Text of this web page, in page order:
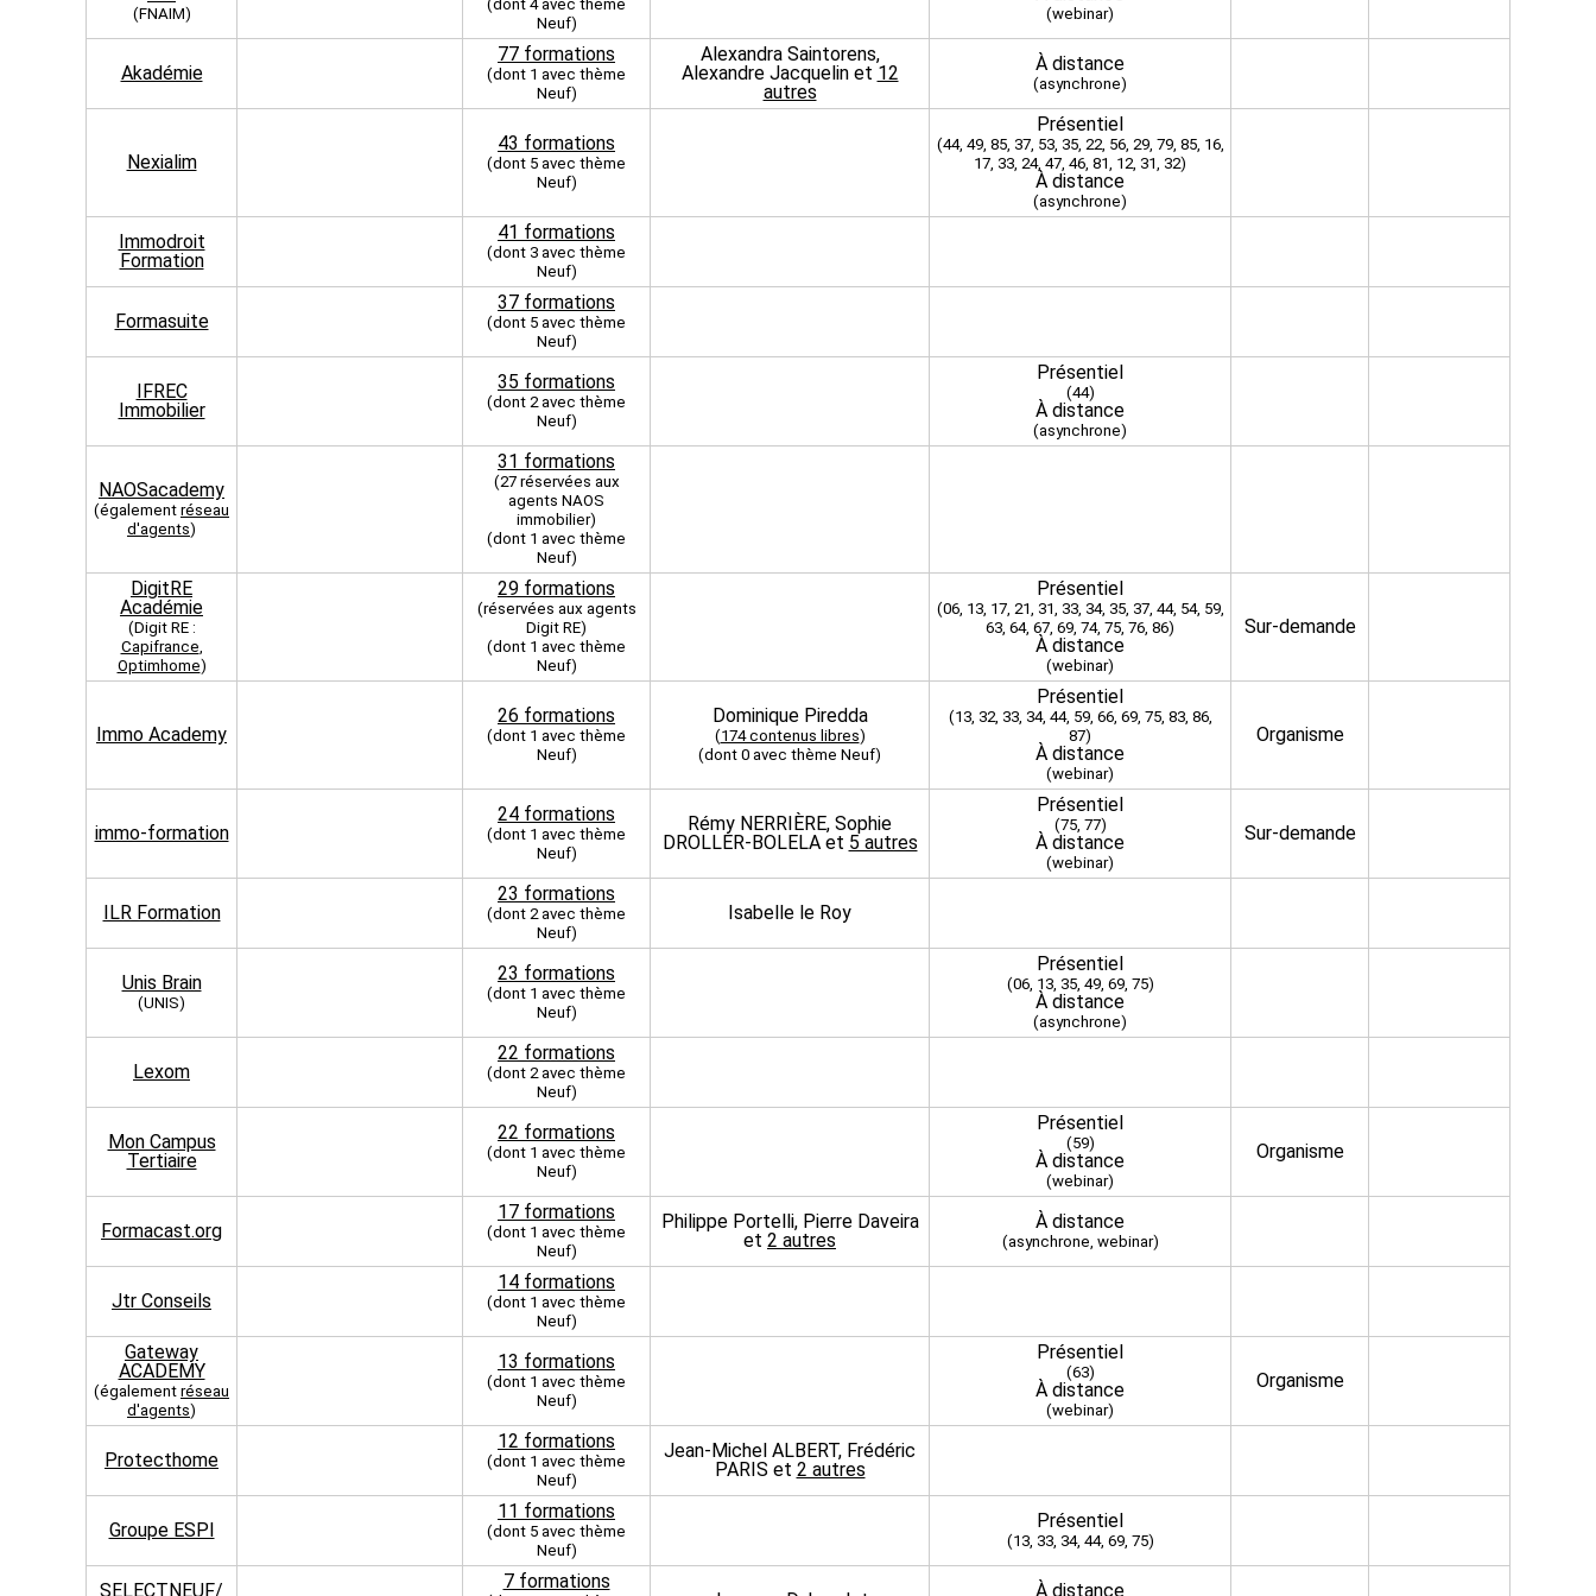
(FNAIM)
(dont 4 avec thème
Neuf)
(webinar)
Akadémie
77 formations
(dont 1 avec thème
Neuf)
Alexandra Saintorens,
Alexandre Jacquelin et 12
autres
À distance
(asynchrone)
Nexialim
43 formations
(dont 5 avec thème
Neuf)
Présentiel
(44, 49, 85, 37, 53, 35, 22, 56, 29, 79, 85, 16,
17, 33, 24, 47, 46, 81, 12, 31, 32)
À distance
(asynchrone)
Immodroit
Formation
41 formations
(dont 3 avec thème
Neuf)
Formasuite
37 formations
(dont 5 avec thème
Neuf)
IFREC
Immobilier
35 formations
(dont 2 avec thème
Neuf)
Présentiel
(44)
À distance
(asynchrone)
NAOSacademy
(également réseau
d'agents)
31 formations
(27 réservées aux
agents NAOS
immobilier)
(dont 1 avec thème
Neuf)
DigitRE
Académie
(Digit RE :
Capifrance,
Optimhome)
29 formations
(réservées aux agents
Digit RE)
(dont 1 avec thème
Neuf)
Présentiel
(06, 13, 17, 21, 31, 33, 34, 35, 37, 44, 54, 59,
63, 64, 67, 69, 74, 75, 76, 86)
À distance
(webinar)
Sur-demande
Immo Academy
26 formations
(dont 1 avec thème
Neuf)
Dominique Piredda
(174 contenus libres)
(dont 0 avec thème Neuf)
Présentiel
(13, 32, 33, 34, 44, 59, 66, 69, 75, 83, 86,
87)
À distance
(webinar)
Organisme
immo-formation
24 formations
(dont 1 avec thème
Neuf)
Rémy NERRIÈRE, Sophie
DROLLER-BOLELA et 5 autres
Présentiel
(75, 77)
À distance
(webinar)
Sur-demande
ILR Formation
23 formations
(dont 2 avec thème
Neuf)
Isabelle le Roy
Unis Brain
(UNIS)
23 formations
(dont 1 avec thème
Neuf)
Présentiel
(06, 13, 35, 49, 69, 75)
À distance
(asynchrone)
Lexom
22 formations
(dont 2 avec thème
Neuf)
Mon Campus
Tertiaire
22 formations
(dont 1 avec thème
Neuf)
Présentiel
(59)
À distance
(webinar)
Organisme
Formacast.org
17 formations
(dont 1 avec thème
Neuf)
Philippe Portelli, Pierre Daveira
et 2 autres
À distance
(asynchrone, webinar)
Jtr Conseils
14 formations
(dont 1 avec thème
Neuf)
Gateway
ACADEMY
(également réseau
d'agents)
13 formations
(dont 1 avec thème
Neuf)
Présentiel
(63)
À distance
(webinar)
Organisme
Protecthome
12 formations
(dont 1 avec thème
Neuf)
Jean-Michel ALBERT, Frédéric
PARIS et 2 autres
Groupe ESPI
11 formations
(dont 5 avec thème
Neuf)
Présentiel
(13, 33, 34, 44, 69, 75)
SELECTNEUF/ 7 formations À distance